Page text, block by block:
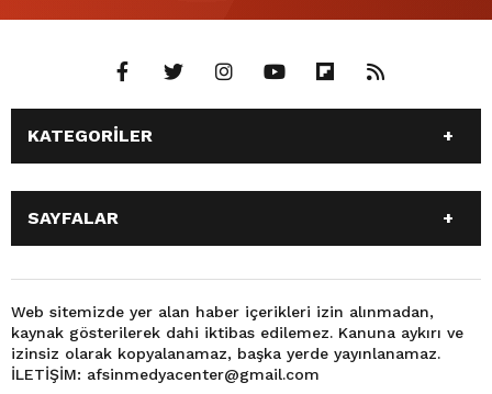
KATEGORİLER
ANASAYFA
GÜNDEM
SİYASET
SPOR
EKONOMİ
TEKNOLOJİ
3. SAYFA
BÜYÜKŞEHİR BELEDİYESİ
DÜNYA
FOTO GALERİ
KÜLTÜR SANAT
MAGAZİN
OTOMOBİL
SAYFALAR
SİYASET
EĞİTİM
SPOR
EKONOMİ
TEKNOLOJİ
3. SAYFA
Web sitemizde yer alan haber içerikleri izin alınmadan,
kaynak gösterilerek dahi iktibas edilemez. Kanuna aykırı ve
izinsiz olarak kopyalanamaz, başka yerde yayınlanamaz.
İLETİŞİM: afsinmedyacenter@gmail.com